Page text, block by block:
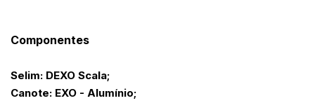
Componentes
Selim: DEXO Scala;
Canote: EXO - Alumínio;